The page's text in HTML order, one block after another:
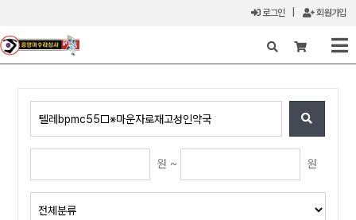
로그인 회원가입
X
원 ~ 원